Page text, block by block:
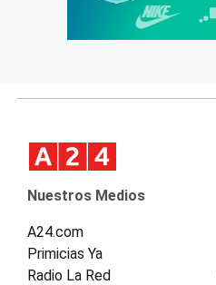
Nuestros Medios
A24.com
Primicias Ya
Radio La Red